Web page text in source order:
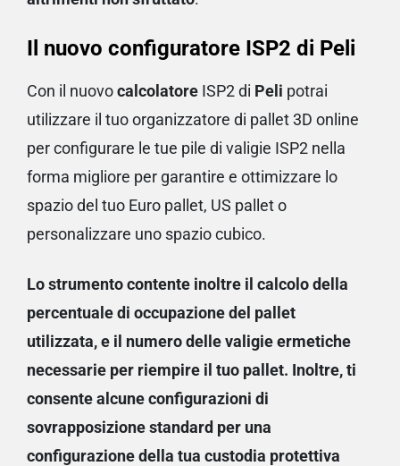
Il nuovo configuratore ISP2 di Peli
Con il nuovocalcolatore ISP2di Peli potrai
utilizzare il tuo organizzatore di pallet 3D online
per configurare le tue pile di valigie ISP2 nella
forma migliore per garantire e ottimizzare lo
spazio del tuo Euro pallet, US pallet o
personalizzare uno spazio cubico.
Lo strumento contente inoltre il calcolo della
percentuale di occupazione del pallet
utilizzata, e il numero delle valigie ermetiche
necessarie per riempire il tuo pallet. Inoltre, ti
consente alcune configurazioni di
sovrapposizione standard per una
configurazione della tua custodia protettiva